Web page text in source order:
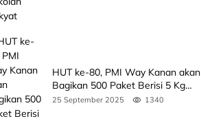
HUT ke-80, PMI Way Kanan akan
Bagikan 500 Paket Berisi 5 Kg
Beras
25 September 2025 1340